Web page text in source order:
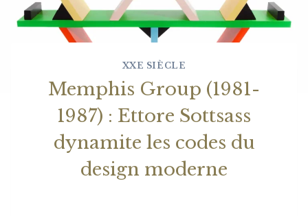
XXE SIÈCLE
Memphis Group (1981-
1987) : Ettore Sottsass
dynamite les codes du
design moderne